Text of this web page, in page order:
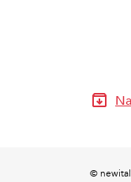
©